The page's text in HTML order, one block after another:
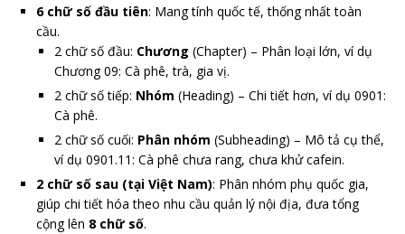
6 chữ số đầu tiên: Mang tính quốc tế, thống nhất toàn
cầu.
2 chữ số đầu: Chương (Chapter) – Phân loại lớn, ví dụ
Chương 09: Cà phê, trà, gia vị.
2 chữ số tiếp: Nhóm (Heading) – Chi tiết hơn, ví dụ 0901:
Cà phê.
2 chữ số cuối: Phân nhóm (Subheading) – Mô tả cụ thể,
ví dụ 0901.11: Cà phê chưa rang, chưa khử cafein.
2 chữ số sau (tại Việt Nam): Phân nhóm phụ quốc gia,
giúp chi tiết hóa theo nhu cầu quản lý nội địa, đưa tổng
cộng lên 8 chữ số.